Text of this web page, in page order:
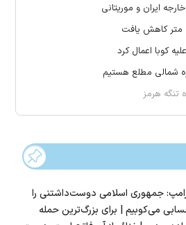
ایران و موریتانی
کوبا اعمال کرد
شمالی مطلع هستیم
هرمز
جمهوری اسلامی دوست‌داشتنی را
می‌کوبیم | برای بزرگ‌ترین حمله